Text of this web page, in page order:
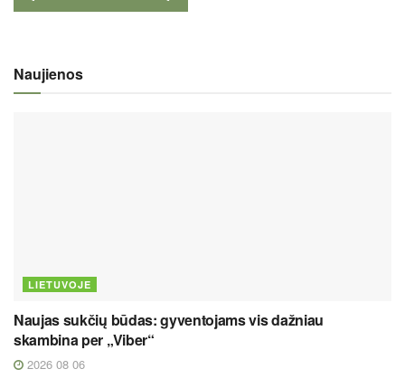
Naujienos
LIETUVOJE
Naujas sukčių būdas: gyventojams vis dažniau
skambina per „Viber“
2026 08 06